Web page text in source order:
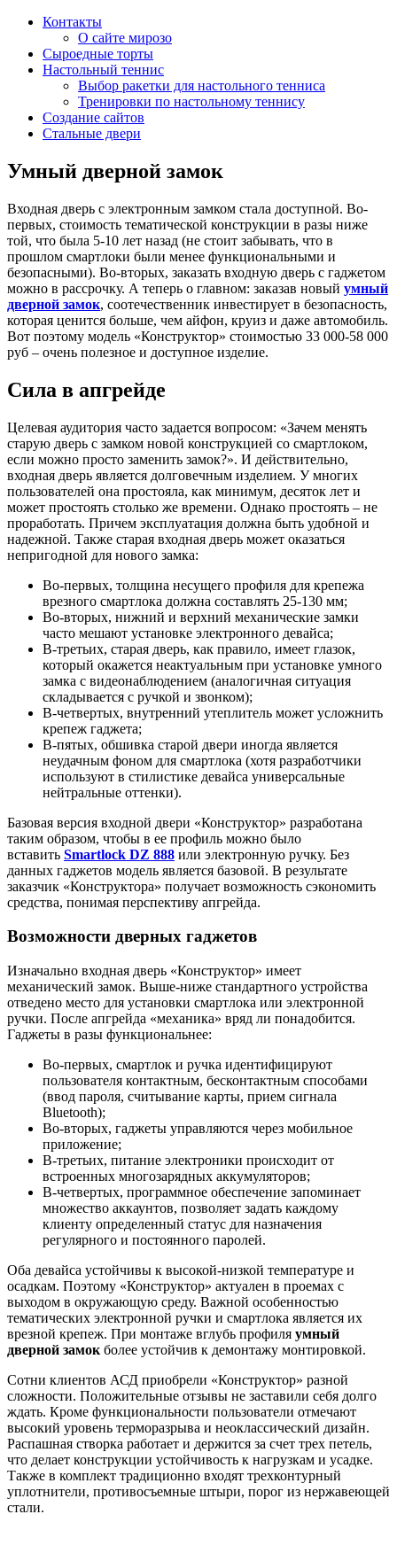
Контакты
О сайте мирозо
Сыроедные торты
Настольный теннис
Выбор ракетки для настольного тенниса
Тренировки по настольному теннису
Создание сайтов
Стальные двери
Умный дверной замок
Входная дверь с электронным замком стала доступной. Во-
первых, стоимость тематической конструкции в разы ниже
той, что была 5-10 лет назад (не стоит забывать, что в
прошлом смартлоки были менее функциональными и
безопасными). Во-вторых, заказать входную дверь с гаджетом
можно в рассрочку. А теперь о главном: заказав новый умный
дверной замок, соотечественник инвестирует в безопасность,
которая ценится больше, чем айфон, круиз и даже автомобиль.
Вот поэтому модель «Конструктор» стоимостью 33 000-58 000
руб – очень полезное и доступное изделие.
Сила в апгрейде
Целевая аудитория часто задается вопросом: «Зачем менять
старую дверь с замком новой конструкцией со смартлоком,
если можно просто заменить замок?». И действительно,
входная дверь является долговечным изделием. У многих
пользователей она простояла, как минимум, десяток лет и
может простоять столько же времени. Однако простоять – не
проработать. Причем эксплуатация должна быть удобной и
надежной. Также старая входная дверь может оказаться
непригодной для нового замка:
Во-первых, толщина несущего профиля для крепежа
врезного смартлока должна составлять 25-130 мм;
Во-вторых, нижний и верхний механические замки
часто мешают установке электронного девайса;
В-третьих, старая дверь, как правило, имеет глазок,
который окажется неактуальным при установке умного
замка с видеонаблюдением (аналогичная ситуация
складывается с ручкой и звонком);
В-четвертых, внутренний утеплитель может усложнить
крепеж гаджета;
В-пятых, обшивка старой двери иногда является
неудачным фоном для смартлока (хотя разработчики
используют в стилистике девайса универсальные
нейтральные оттенки).
Базовая версия входной двери «Конструктор» разработана
таким образом, чтобы в ее профиль можно было
вставить Smartlock DZ 888 или электронную ручку. Без
данных гаджетов модель является базовой. В результате
заказчик «Конструктора» получает возможность сэкономить
средства, понимая перспективу апгрейда.
Возможности дверных гаджетов
Изначально входная дверь «Конструктор» имеет
механический замок. Выше-ниже стандартного устройства
отведено место для установки смартлока или электронной
ручки. После апгрейда «механика» вряд ли понадобится.
Гаджеты в разы функциональнее:
Во-первых, смартлок и ручка идентифицируют
пользователя контактным, бесконтактным способами
(ввод пароля, считывание карты, прием сигнала
Bluetooth);
Во-вторых, гаджеты управляются через мобильное
приложение;
В-третьих, питание электроники происходит от
встроенных многозарядных аккумуляторов;
В-четвертых, программное обеспечение запоминает
множество аккаунтов, позволяет задать каждому
клиенту определенный статус для назначения
регулярного и постоянного паролей.
Оба девайса устойчивы к высокой-низкой температуре и
осадкам. Поэтому «Конструктор» актуален в проемах с
выходом в окружающую среду. Важной особенностью
тематических электронной ручки и смартлока является их
врезной крепеж. При монтаже вглубь профиля умный
дверной замок более устойчив к демонтажу монтировкой.
Сотни клиентов АСД приобрели «Конструктор» разной
сложности. Положительные отзывы не заставили себя долго
ждать. Кроме функциональности пользователи отмечают
высокий уровень терморазрыва и неоклассический дизайн.
Распашная створка работает и держится за счет трех петель,
что делает конструкции устойчивость к нагрузкам и усадке.
Также в комплект традиционно входят трехконтурный
уплотнители, противосъемные штыри, порог из нержавеющей
стали.